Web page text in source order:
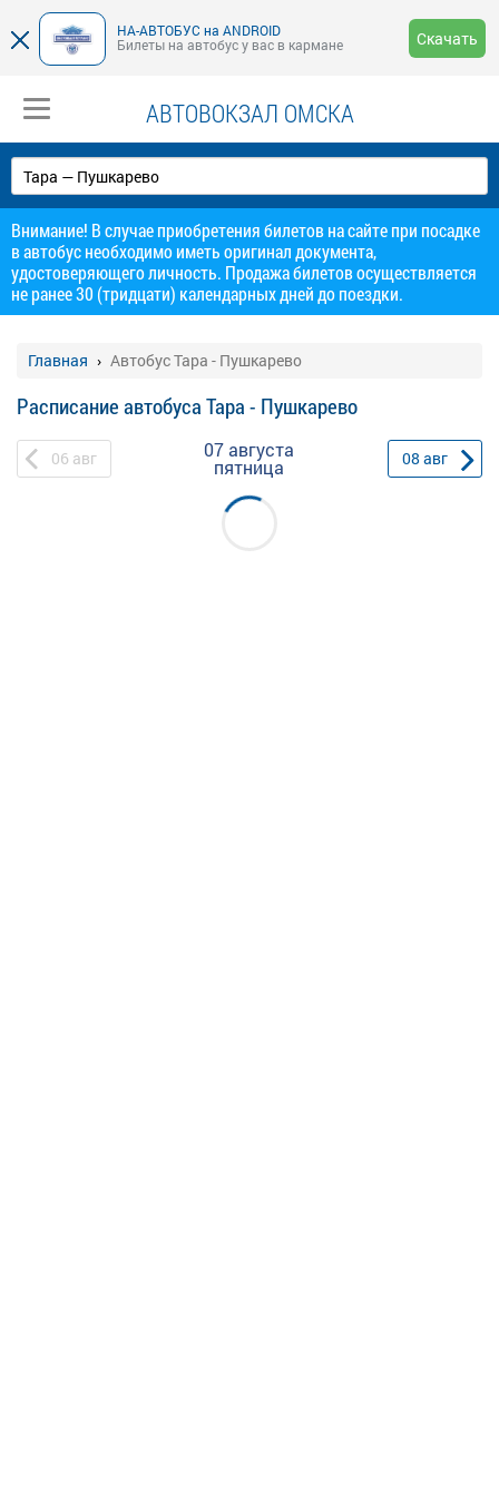
НА-АВТОБУС на ANDROID
Билеты на автобус у вас в кармане
Скачать
АВТОВОКЗАЛ ОМСКА
Внимание! В случае приобретения билетов на сайте при посадке
в автобус необходимо иметь оригинал документа,
удостоверяющего личность. Продажа билетов осуществляется
не ранее 30 (тридцати) календарных дней до поездки.
Главная Автобус Тара - Пушкарево
Расписание автобуса Тара - Пушкарево
06 авг 07 августа
пятница 08 авг